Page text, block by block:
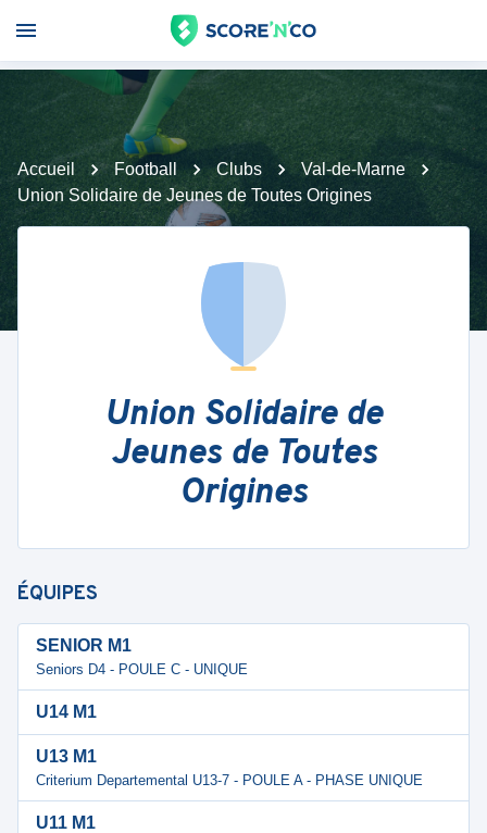
Accueil Football Clubs
Val-de-Marne
Union Solidaire de Jeunes de Toutes Origines
Union Solidaire de
Jeunes de Toutes
Origines
ÉQUIPES
SENIOR M1
Seniors D4 - POULE C - UNIQUE
U14 M1
U13 M1
Criterium Departemental U13-7 - POULE A - PHASE UNIQUE
U11 M1